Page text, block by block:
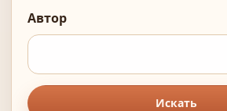
Автор
Искать